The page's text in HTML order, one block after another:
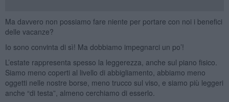
Ma davvero non possiamo fare niente per portare con noi i benefici
delle vacanze?
Io sono convinta di sì! Ma dobbiamo impegnarci un po’!
L’estate rappresenta spesso la leggerezza, anche sul piano fisico.
Siamo meno coperti al livello di abbigliamento, abbiamo meno
oggetti nelle nostre borse, meno trucco sul viso, e siamo più leggeri
anche “di testa”, almeno cerchiamo di esserlo.